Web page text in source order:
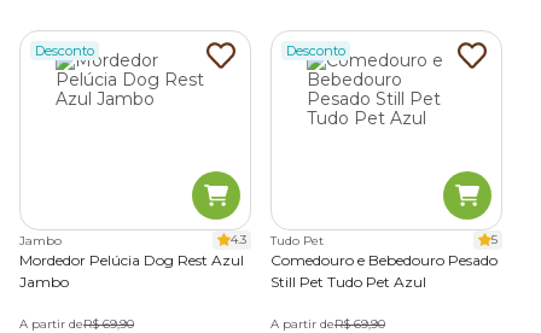
Desconto
Jambo 4.3
Mordedor Pelúcia Dog Rest Azul
Jambo
A partir deR$ 69,90
Desconto
Tudo Pet 5
Comedouro e Bebedouro Pesado
Still Pet Tudo Pet Azul
A partir deR$ 69,90